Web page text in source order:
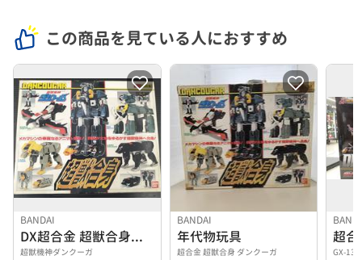
この商品を見ている人におすすめ
BANDAI
DX超合金 超獣合身ダンクーガ
超獣機神ダンクーガ
BANDAI
年代物玩具
超合金 超獣合身 ダンクーガ GX-13